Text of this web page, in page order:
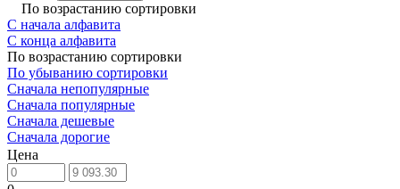
По возрастанию сортировки
С начала алфавита
С конца алфавита
По возрастанию сортировки
По убыванию сортировки
Сначала непопулярные
Сначала популярные
Сначала дешевые
Сначала дорогие
Цена